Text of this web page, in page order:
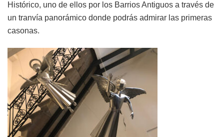
Histórico, uno de ellos por los Barrios Antiguos a través de
un tranvía panorámico donde podrás admirar las primeras
casonas.